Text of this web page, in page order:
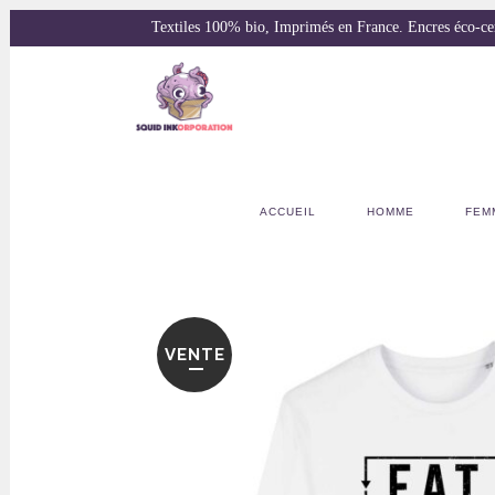
Textiles 100% bio, Imprimés en France. Encres éco-
ACCUEIL HOMME
VENTE